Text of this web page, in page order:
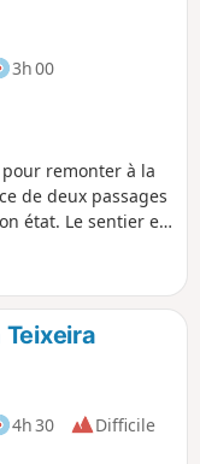
3h 00
remonter à la
état. Le sentier est
la levada jusqu'à la
Teixeira
4h 30
Difficile